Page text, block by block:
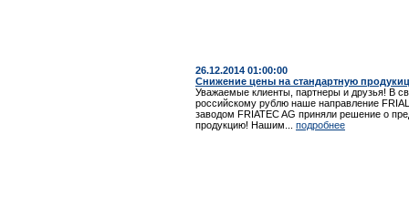
26.12.2014 01:00:00
Снижение цены на стандартную
Уважаемые клиенты, партнеры и друзья! В
российскому рублю наше направление
заводом FRIATEC AG приняли решение о
продукцию! Нашим... подробнее